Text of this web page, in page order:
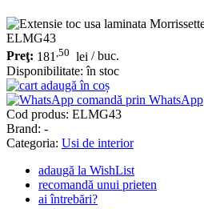
Preţ: 181 ,50 lei / buc.
Disponibilitate: în stoc
adaugă în coș
comandă prin WhatsApp
Cod produs: ELMG43
Brand: -
Categoria: Usi de interior
adaugă la WishList
recomandă unui prieten
ai întrebări?